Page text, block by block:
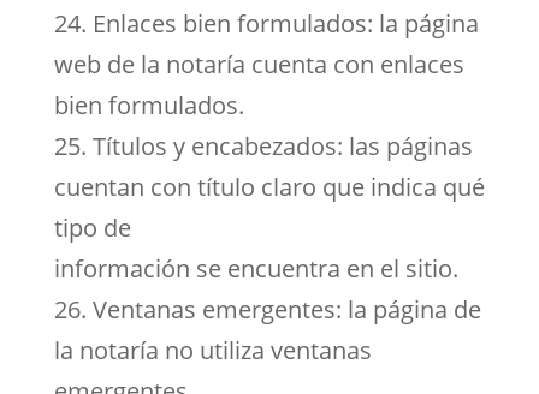
24. Enlaces bien formulados: la página
web de la notaría cuenta con enlaces
bien formulados.
25. Títulos y encabezados: las páginas
cuentan con título claro que indica qué
tipo de
información se encuentra en el sitio.
26. Ventanas emergentes: la página de
la notaría no utiliza ventanas